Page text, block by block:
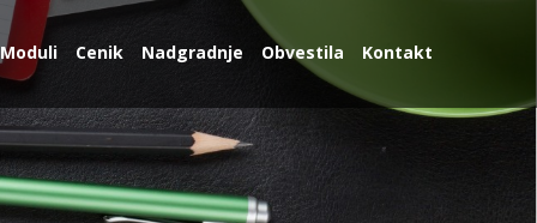
Moduli Cenik Nadgradnje Obvestila Kontakt